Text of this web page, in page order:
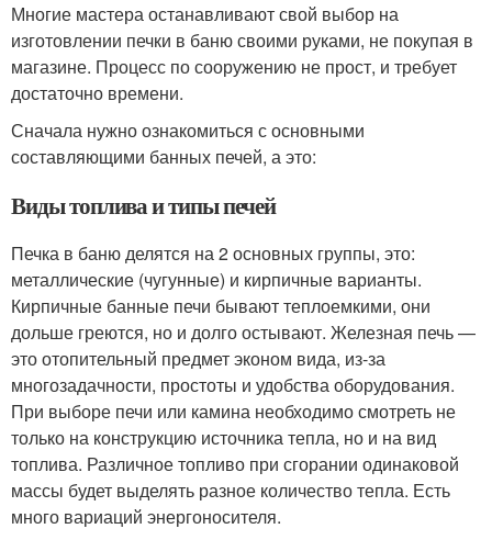
Многие мастера останавливают свой выбор на
изготовлении печки в баню своими руками, не покупая в
магазине. Процесс по сооружению не прост, и требует
достаточно времени.
Сначала нужно ознакомиться с основными
составляющими банных печей, а это:
Виды топлива и типы печей
Печка в баню делятся на 2 основных группы, это:
металлические (чугунные) и кирпичные варианты.
Кирпичные банные печи бывают теплоемкими, они
дольше греются, но и долго остывают. Железная печь —
это отопительный предмет эконом вида, из-за
многозадачности, простоты и удобства оборудования.
При выборе печи или камина необходимо смотреть не
только на конструкцию источника тепла, но и на вид
топлива. Различное топливо при сгорании одинаковой
массы будет выделять разное количество тепла. Есть
много вариаций энергоносителя.